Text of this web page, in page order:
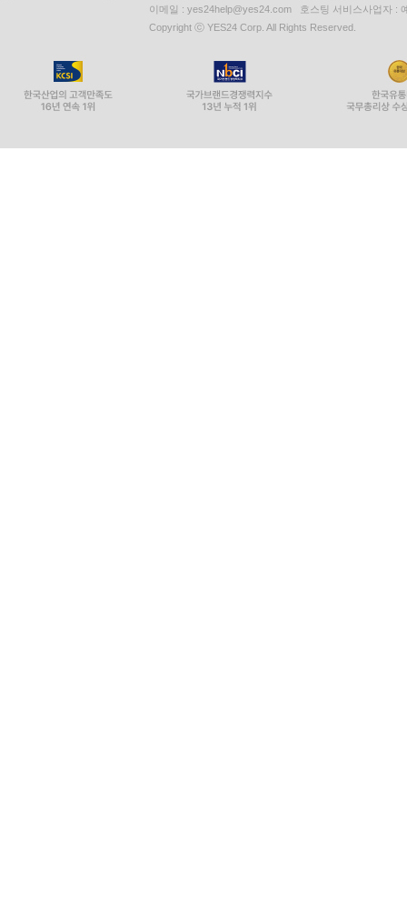
이메일 : yes24help@yes24.com 호스팅 서비스사업자 :
Copyright ⓒ YES24 Corp. All Rights Reserved.